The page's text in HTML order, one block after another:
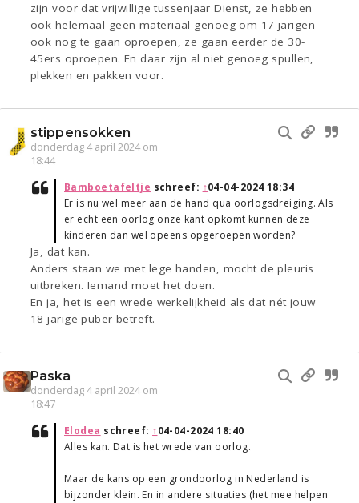
zijn voor dat vrijwillige tussenjaar Dienst, ze hebben
ook helemaal geen materiaal genoeg om 17 jarigen
ook nog te gaan oproepen, ze gaan eerder de 30-
45ers oproepen. En daar zijn al niet genoeg spullen,
plekken en pakken voor.
stippensokken
donderdag 4 april 2024 om
18:44
Bamboetafeltje schreef: ↑04-04-2024 18:34
Er is nu wel meer aan de hand qua oorlogsdreiging. Als
er echt een oorlog onze kant opkomt kunnen deze
kinderen dan wel opeens opgeroepen worden?
Ja, dat kan.
Anders staan we met lege handen, mocht de pleuris
uitbreken. Iemand moet het doen.
En ja, het is een wrede werkelijkheid als dat nét jouw
18-jarige puber betreft.
Paska
donderdag 4 april 2024 om
18:47
Elodea schreef: ↑04-04-2024 18:40
Alles kan. Dat is het wrede van oorlog.
Maar de kans op een grondoorlog in Nederland is
bijzonder klein. En in andere situaties (het mee helpen